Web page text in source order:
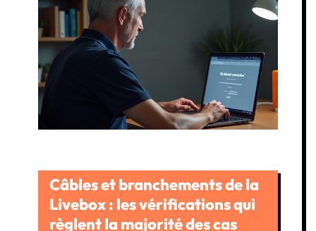
Câbles et branchements de la
Livebox : les vérifications qui
règlent la majorité des cas